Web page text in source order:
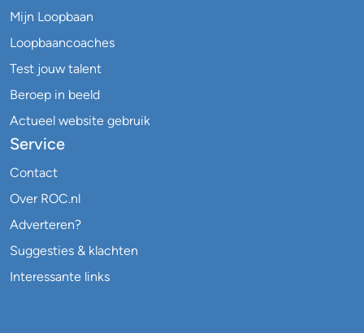
Mijn Loopbaan
Loopbaancoaches
Test jouw talent
Beroep in beeld
Actueel website gebruik
Service
Contact
Over ROC.nl
Adverteren?
Suggesties & klachten
Interessante links